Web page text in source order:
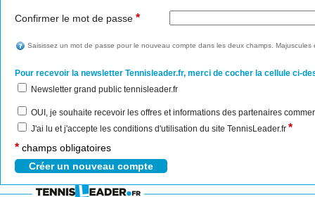
Confirmer le mot de passe *
Saisissez un mot de passe pour le nouveau compte dans les deux champs. Majuscules
Pour recevoir la newsletter Tennisleader.fr, merci de cocher la cellule ci-
Newsletter grand public tennisleader.fr
OUI, je souhaite recevoir les offres et informations des partenaires
J'ai lu et j'accepte les conditions d'utilisation du site TennisLeader.fr *
* champs obligatoires